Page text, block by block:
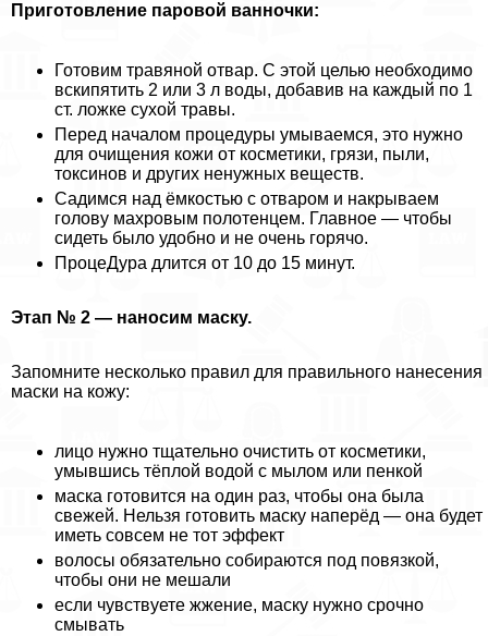
Приготовление паровой ванночки:
Готовим травяной отвар. С этой целью необходимо
вскипятить 2 или 3 л воды, добавив на каждый по 1
ст. ложке сухой травы.
Перед началом процедуры умываемся, это нужно
для очищения кожи от косметики, грязи, пыли,
токсинов и других ненужных веществ.
Садимся над ёмкостью с отваром и накрываем
голову махровым полотенцем. Главное — чтобы
сидеть было удобно и не очень горячо.
ПроцеДypa длится от 10 до 15 минут.
Этап № 2 — наносим маску.
Запомните несколько правил для правильного нанесения
маски на кожу:
лицо нужно тщательно очистить от косметики,
умывшись тёплой водой с мылом или пенкой
маска готовится на один раз, чтобы она была
свежей. Нельзя готовить маску наперёд — она будет
иметь совсем не тот эффект
волосы обязательно собираются под повязкой,
чтобы они не мешали
если чувствуете жжение, маску нужно срочно
смывать